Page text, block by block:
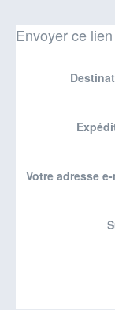
Envoyer ce
Votre adresse